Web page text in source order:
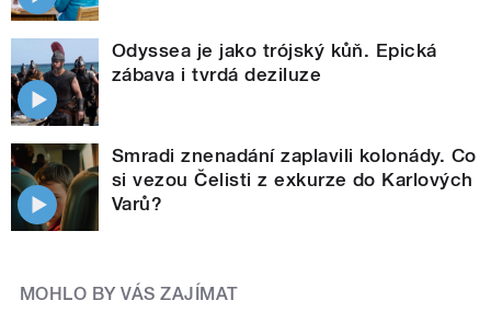
Odyssea je jako trójský kůň. Epická
zábava i tvrdá deziluze
Smradi znenadání zaplavili kolonády. Co
si vezou Čelisti z exkurze do Karlových
Varů?
MOHLO BY VÁS ZAJÍMAT